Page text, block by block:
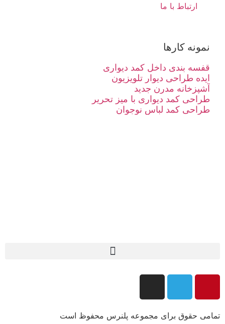
ارتباط با ما
نمونه کارها
قفسه بندی داخل کمد دیواری
ایده طراحی دیوار تلویزیون
آشپزخانه مدرن جدید
طراحی کمد دیواری با میز تحریر
طراحی کمد لباس نوجوان
تمامی حقوق برای مجموعه پلنرس محفوظ است